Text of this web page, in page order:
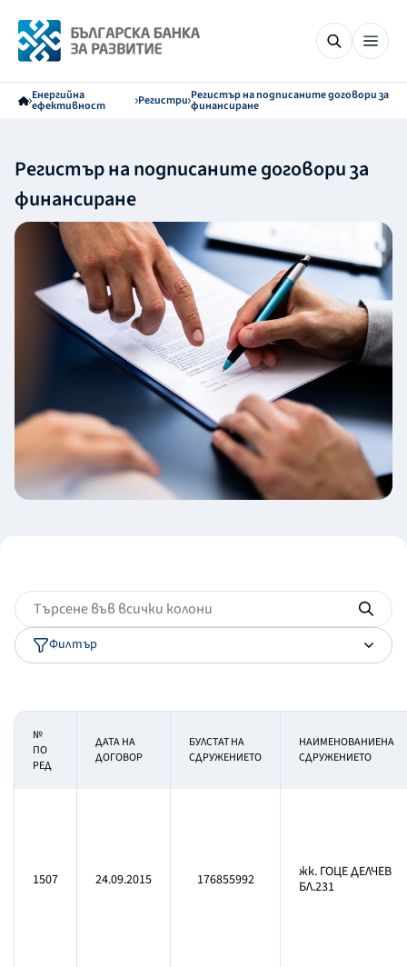
Енергийна
ефективност Регистри Регистър на подписаните договори за
финансиране
Регистър на подписаните договори за
финансиране
Филтър
№
ПО
РЕД
ДАТА НА
ДОГОВОР
БУЛСТАТ НА
СДРУЖЕНИЕТО
НАИМЕНОВАНИЕНА
СДРУЖЕНИЕТО
1507 24.09.2015 176855992
жк. ГОЦЕ ДЕЛЧЕВ
БЛ.231